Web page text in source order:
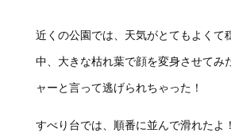
近くの公園では、天気がとてもよくて
中、大きな枯れ葉で顔を変身させてみ
ャーと言って逃げられちゃった！
すべり台では、順番に並んで滑れたよ